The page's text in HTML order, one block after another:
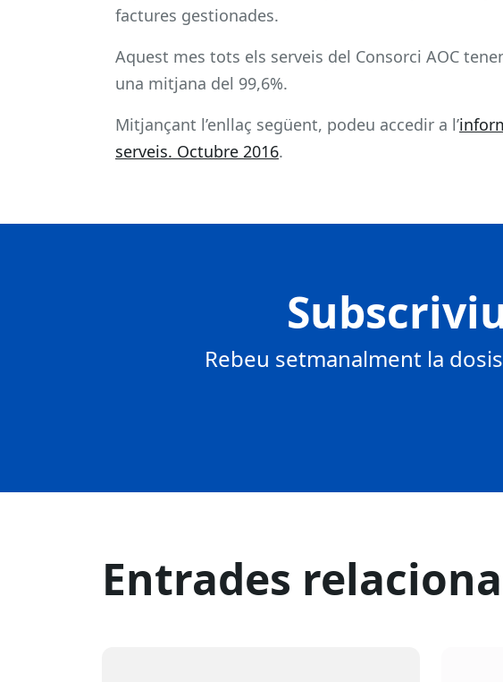
factures gestionades.
Aquest mes tots els serveis del Consorci AOC
una mitjana del 99,6%.
Mitjançant l’enllaç següent, podeu accedir a l’
serveis. Octubre 2016.
Rebeu setmanalment la
Entrades